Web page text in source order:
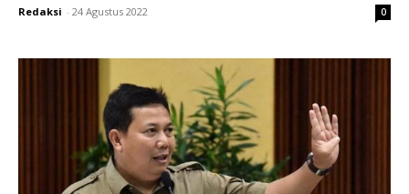
Redaksi - 24 Agustus 2022 0